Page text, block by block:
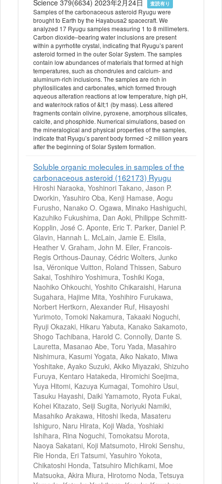
Science 379(6634) 2023年2月24日 査読有り
Samples of the carbonaceous asteroid Ryugu were
brought to Earth by the Hayabusa2 spacecraft. We
analyzed 17 Ryugu samples measuring 1 to 8 millimeters.
Carbon dioxide–bearing water inclusions are present
within a pyrrhotite crystal, indicating that Ryugu’s parent
asteroid formed in the outer Solar System. The samples
contain low abundances of materials that formed at high
temperatures, such as chondrules and calcium- and
aluminum-rich inclusions. The samples are rich in
phyllosilicates and carbonates, which formed through
aqueous alteration reactions at low temperature, high pH,
and water/rock ratios of &lt;1 (by mass). Less altered
fragments contain olivine, pyroxene, amorphous silicates,
calcite, and phosphide. Numerical simulations, based on
the mineralogical and physical properties of the samples,
indicate that Ryugu’s parent body formed ~2 million years
after the beginning of Solar System formation.
Soluble organic molecules in samples of the
carbonaceous asteroid (162173) Ryugu
Hiroshi Naraoka, Yoshinori Takano, Jason P.
Dworkin, Yasuhiro Oba, Kenji Hamase, Aogu
Furusho, Nanako O. Ogawa, Minako Hashiguchi,
Kazuhiko Fukushima, Dan Aoki, Philippe Schmitt-
Kopplin, José C. Aponte, Eric T. Parker, Daniel P.
Glavin, Hannah L. McLain, Jamie E. Elsila,
Heather V. Graham, John M. Eiler, Francois-
Regis Orthous-Daunay, Cédric Wolters, Junko
Isa, Véronique Vuitton, Roland Thissen, Saburo
Sakai, Toshihiro Yoshimura, Toshiki Koga,
Naohiko Ohkouchi, Yoshito Chikaraishi, Haruna
Sugahara, Hajime Mita, Yoshihiro Furukawa,
Norbert Hertkorn, Alexander Ruf, Hisayoshi
Yurimoto, Tomoki Nakamura, Takaaki Noguchi,
Ryuji Okazaki, Hikaru Yabuta, Kanako Sakamoto,
Shogo Tachibana, Harold C. Connolly, Dante S.
Lauretta, Masanao Abe, Toru Yada, Masahiro
Nishimura, Kasumi Yogata, Aiko Nakato, Miwa
Yoshitake, Ayako Suzuki, Akiko Miyazaki, Shizuho
Furuya, Kentaro Hatakeda, Hiromichi Soejima,
Yuya Hitomi, Kazuya Kumagai, Tomohiro Usui,
Tasuku Hayashi, Daiki Yamamoto, Ryota Fukai,
Kohei Kitazato, Seiji Sugita, Noriyuki Namiki,
Masahiko Arakawa, Hitoshi Ikeda, Masateru
Ishiguro, Naru Hirata, Koji Wada, Yoshiaki
Ishihara, Rina Noguchi, Tomokatsu Morota,
Naoya Sakatani, Koji Matsumoto, Hiroki Senshu,
Rie Honda, Eri Tatsumi, Yasuhiro Yokota,
Chikatoshi Honda, Tatsuhiro Michikami, Moe
Matsuoka, Akira Miura, Hirotomo Noda, Tetsuya